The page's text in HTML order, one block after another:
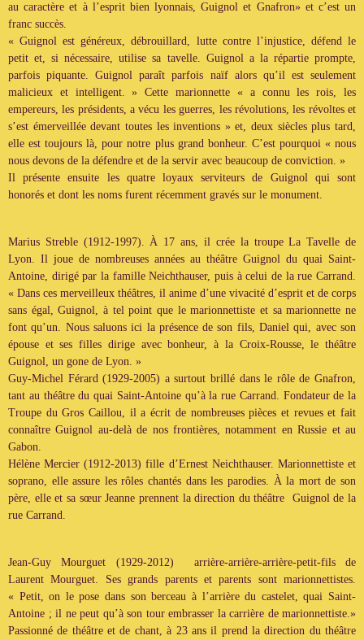
au caractère et à l’esprit bien lyonnais, Guignol et Gnafron» et c’est un
franc succès.
« Guignol est généreux, débrouillard, lutte contre l’injustice, défend le
petit et, si nécessaire, utilise sa tavelle. Guignol a la répartie prompte,
parfois piquante. Guignol paraît parfois naïf alors qu’il est seulement
malicieux et intelligent. » Cette marionnette « a connu les rois, les
empereurs, les présidents, a vécu les guerres, les révolutions, les révoltes et
s’est émerveillée devant toutes les inventions » et, deux siècles plus tard,
elle est toujours là, pour notre plus grand bonheur. C’est pourquoi « nous
nous devons de la défendre et de la servir avec beaucoup de conviction. »
Il présente ensuite les quatre loyaux serviteurs de Guignol qui sont
honorés et dont les noms furent récemment gravés sur le monument.
Marius Streble (1912-1997). À 17 ans, il crée la troupe La Tavelle de
Lyon. Il joue de nombreuses années au théâtre Guignol du quai Saint-
Antoine, dirigé par la famille Neichthauser, puis à celui de la rue Carrand.
« Dans ces merveilleux théâtres, il anime d’une vivacité d’esprit et de corps
sans égal, Guignol, à tel point que le marionnettiste et sa marionnette ne
font qu’un. Nous saluons ici la présence de son fils, Daniel qui, avec son
épouse et ses filles dirige avec bonheur, à la Croix-Rousse, le théâtre
Guignol, un gone de Lyon. »
Guy-Michel Férard (1929-2005) a surtout brillé dans le rôle de Gnafron,
tant au théâtre du quai Saint-Antoine qu’à la rue Carrand. Fondateur de la
Troupe du Gros Caillou, il a écrit de nombreuses pièces et revues et fait
connaître Guignol au-delà de nos frontières, notamment en Russie et au
Gabon.
Hélène Mercier (1912-2013) fille d’Ernest Neichthauser. Marionnettiste et
soprano, elle assure les rôles chantés dans les parodies. À la mort de son
père, elle et sa sœur Jeanne prennent la direction du théâtre Guignol de la
rue Carrand.
Jean-Guy Mourguet (1929-2012) arrière-arrière-arrière-petit-fils de
Laurent Mourguet. Ses grands parents et parents sont marionnettistes.
« Petit, on le pose dans son berceau à l’arrière du castelet, quai Saint-
Antoine ; il ne peut qu’à son tour embrasser la carrière de marionnettiste.»
Passionné de théâtre et de chant, à 23 ans il prend la direction du théâtre